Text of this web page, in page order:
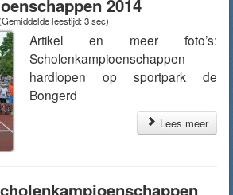
2014
leestijd: 3 sec)
Artikel en meer foto’s:
Scholenkampioenschappen
hardlopen op sportpark de
Bongerd
Lees meer